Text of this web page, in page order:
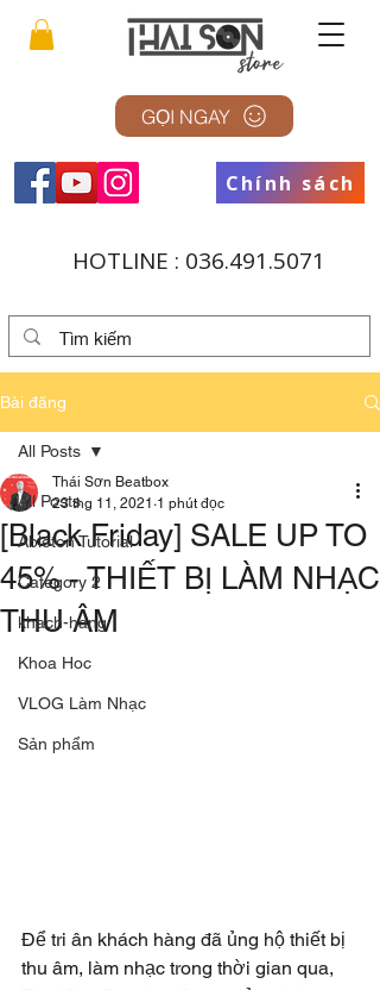
GỌI NGAY
Chính sách
HOTLINE : 036.491.5071
Bài đăng
All Posts
Ableton Tutorial
Category 2
khach-hang
Khoa Hoc
VLOG Làm Nhạc
Sản phẩm
All Posts
[Black Friday] SALE UP TO
45% - THIẾT BỊ LÀM NHẠC
THU ÂM
Thái Sơn Beatbox
23 thg 11, 2021 1 phút đọc
Để tri ân khách hàng đã ủng hộ thiết bị
thu âm, làm nhạc trong thời gian qua,